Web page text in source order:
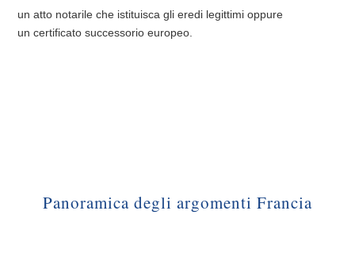
un atto notarile che istituisca gli eredi legittimi oppure
un certificato successorio europeo.
Panoramica degli argomenti Francia